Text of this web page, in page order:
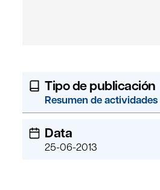
Tipo de publicación
Resumen de actividades
Data
25-06-2013